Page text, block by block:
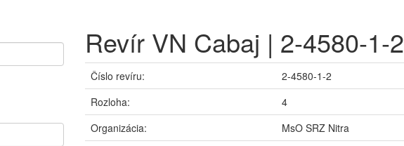
Revír VN Cabaj | 2-4580-1-2
Číslo revíru:
2-4580-1-2
Rozloha:
4
Organizácia:
MsO SRZ Nitra